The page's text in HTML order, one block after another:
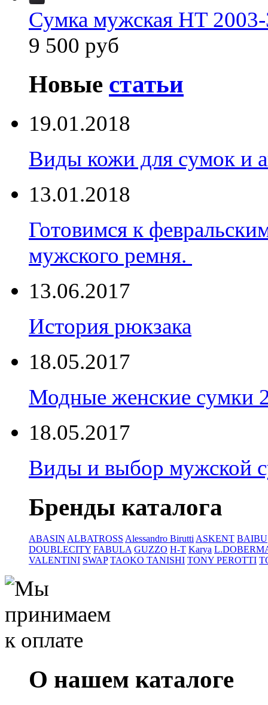
Сумка мужская HT
9 500 руб
Новые статьи
19.01.2018
Виды кожи для сумок и
13.01.2018
Готовимся к
мужского ремня.
13.06.2017
История рюкзака
18.05.2017
Модные женские сумки
18.05.2017
Виды и выбор мужской
Бренды каталога
ABASIN ALBATROSS Alessandro Birutti ASKENT BAIBU
DOUBLECITY FABULA GUZZO H-T Karya
VALENTINI SWAP TAOKO TANISHI TONY PEROTTI
О нашем каталоге